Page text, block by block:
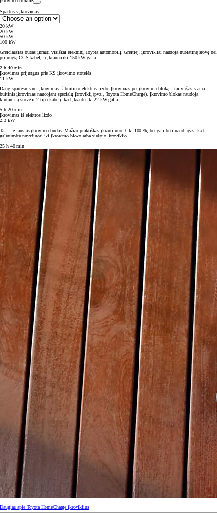
Spartusis įkrovimas
20 kW
20 kW
50 kW
100 kW
Greičiausias būdas įkrauti visiškai elektrinį Toyota automobilį. Greitieji įkrovikliai naudoja nuolatinę srovę bei
prijungtą CCS kabelį ir įkrauna iki 150 kW galia.
2 h 40 min
Įkrovimas prijungus prie KS įkrovimo stotelės
11 kW
Daug spartesnis nei įkrovimas iš buitinio elektros lizdo. Įkrovimas per įkrovimo bloką – tai viešasis arba
buitinis įkrovimas naudojant specialų įkroviklį (pvz., Toyota HomeCharge). Įkrovimo blokas naudoja
kintamąją srovę ir 2 tipo kabelį, kad įkrautų iki 22 kW galia.
5 h 20 min
Įkrovimas iš elektros lizdo
2.3 kW
Tai – lėčiausias įkrovimo būdas. Mažiau praktiškas įkrauti nuo 0 iki 100 %, bet gali būti naudingas, kad
galėtumėte nuvažiuoti iki įkrovimo bloko arba viešojo įkroviklio.
25 h 40 min
Daugiau apie Toyota HomeCharge įkroviklius